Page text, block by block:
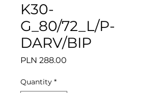
K30-
G_80/72_L/P-
DARV/BIP
PLN 288.00
Quantity *